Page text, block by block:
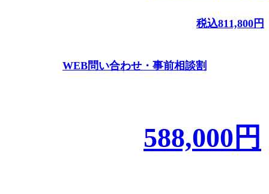
税込811,800 円
WEB問い合わせ・事前相談割
588,000 円